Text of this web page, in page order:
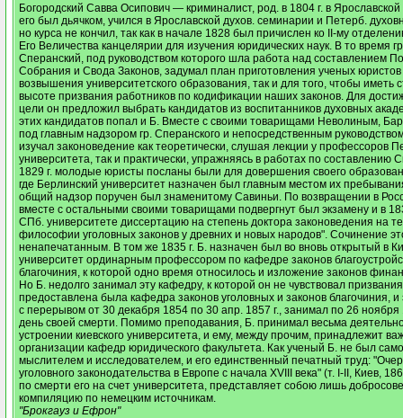
Богородский Савва Осипович — криминалист, род. в 1804 г. в Ярославской
его был дьячком, учился в Ярославской духов. семинарии и Петерб.
но курса не кончил, так как в начале 1828 был причислен ко II-му
Его Величества канцелярии для изучения юридических наук. В то время
Сперанский, под руководством которого шла работа над составлением
Собрания и Свода Законов, задумал план приготовления ученых юристов
возвышения университетского образования, так и для того, чтобы иметь
высоте призвания работников по кодификации наших законов. Для
цели он предложил выбрать кандидатов из воспитанников духовных
этих кандидатов попал и Б. Вместе с своими товарищами Неволиным,
под главным надзором гр. Сперанского и непосредственным
изучал законоведение как теоретически, слушая лекции у профессоров
университета, так и практически, упражняясь в работах по составлению
1829 г. молодые юристы посланы были для довершения своего
где Берлинский университет назначен был главным местом их
общий надзор поручен был знаменитому Савиньи. По возвращении в
вместе с остальными своими товарищами подвергнут был экзамену и в
СПб. университете диссертацию на степень доктора законоведения на
философии уголовных законов у древних и новых народов". Сочинение
ненапечатанным. В том же 1835 г. Б. назначен был во вновь открытый в
университет ординарным профессором по кафедре законов
благочиния, к которой одно время относилось и изложение законов
Но Б. недолго занимал эту кафедру, к которой он не чувствовал
предоставлена была кафедра законов уголовных и законов благочиния, и
с перерывом от 30 декабря 1854 по 30 апр. 1857 г., занимал по 26 ноября
день своей смерти. Помимо преподавания, Б. принимал весьма
устроении киевского университета, и ему, между прочим, принадлежит
организации кафедр юридического факультета. Как ученый Б. не был
мыслителем и исследователем, и его единственный печатный труд:
уголовного законодательства в Европе с начала XVIII века" (т. I-II, Киев,
по смерти его на счет университета, представляет собою лишь
компиляцию по немецким источникам.
"Брокгауз и Ефрон"